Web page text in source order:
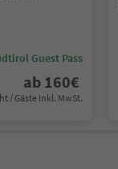
Guest Pass
ab 160€
/ Gäste Inkl. MwSt.